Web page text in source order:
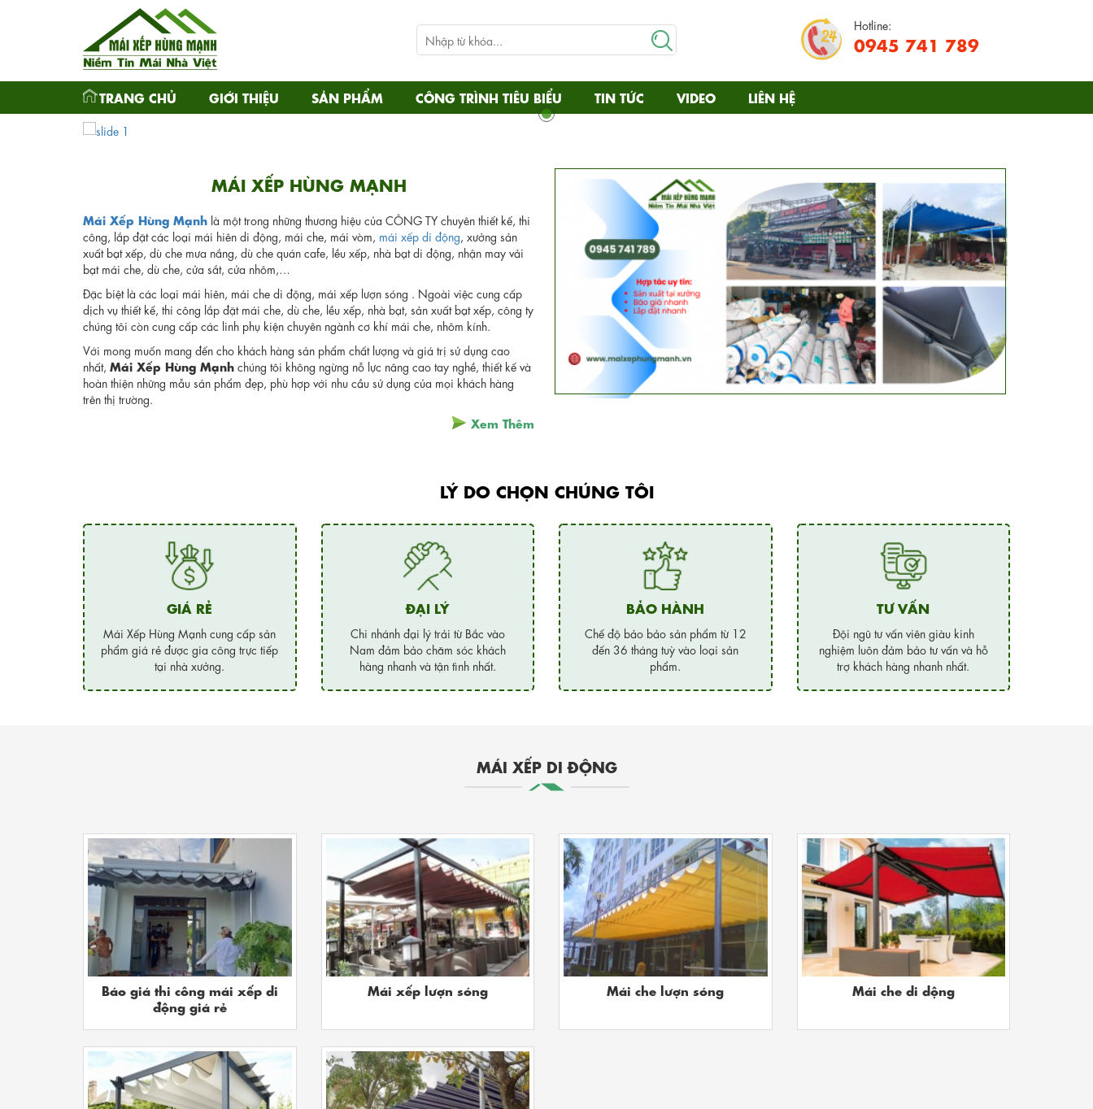
Hotline:
0945 741 789
TRANG CHỦ GIỚI THIỆU SẢN PHẨM CÔNG TRÌNH TIÊU BIỂU TIN TỨC VIDEO LIÊN HỆ
MÁI XẾP HÙNG MẠNH
Mái Xếp Hùng Mạnh là một trong những thương hiệu của CÔNG TY chuyên thiết kế, thi
công, lắp đặt các loại mái hiên di động, mái che, mái vòm, mái xếp di động , xưởng sản
xuất bạt xếp, dù che mưa nắng, dù che quán cafe, lều xếp, nhà bạt di động, nhận may vải
bạt mái che, dù che, cửa sắt, cửa nhôm,…
Đặc biệt là các loại mái hiên, mái che di động, mái xếp lượn sóng . Ngoài việc cung cấp
dịch vụ thiết kế, thi công lắp đặt mái che, dù che, lều xếp, nhà bạt, sản xuất bạt xếp, công ty
chúng tôi còn cung cấp các linh phụ kiện chuyên ngành cơ khí mái che, nhôm kính.
Với mong muốn mang đến cho khách hàng sản phẩm chất lượng và giá trị sử dụng cao
nhất, Mái Xếp Hùng Mạnh chúng tôi không ngừng nỗ lực nâng cao tay nghề, thiết kế và
hoàn thiện những mẫu sản phẩm đẹp, phù hợp với nhu cầu sử dụng của mọi khách hàng
trên thị trường.
Xem Thêm
LÝ DO CHỌN CHÚNG TÔI
GIÁ RẺ
Mái Xếp Hùng Mạnh cung cấp sản
phẩm giá rẻ được gia công trực tiếp
tại nhà xưởng.
ĐẠI LÝ
Chi nhánh đại lý trải từ Bắc vào
Nam đảm bảo chăm sóc khách
hàng nhanh và tận tình nhất.
BẢO HÀNH
Chế độ bảo bảo sản phẩm từ 12
đến 36 tháng tuỳ vào loại sản
phẩm.
TƯ VẤN
Đội ngũ tư vấn viên giàu kinh
nghiệm luôn đảm bảo tư vấn và hỗ
trợ khách hàng nhanh nhất.
MÁI XẾP DI ĐỘNG
Báo giá thi công mái xếp di
động giá rẻ
Mái xếp lượn sóng Mái che lượn sóng Mái che di dộng